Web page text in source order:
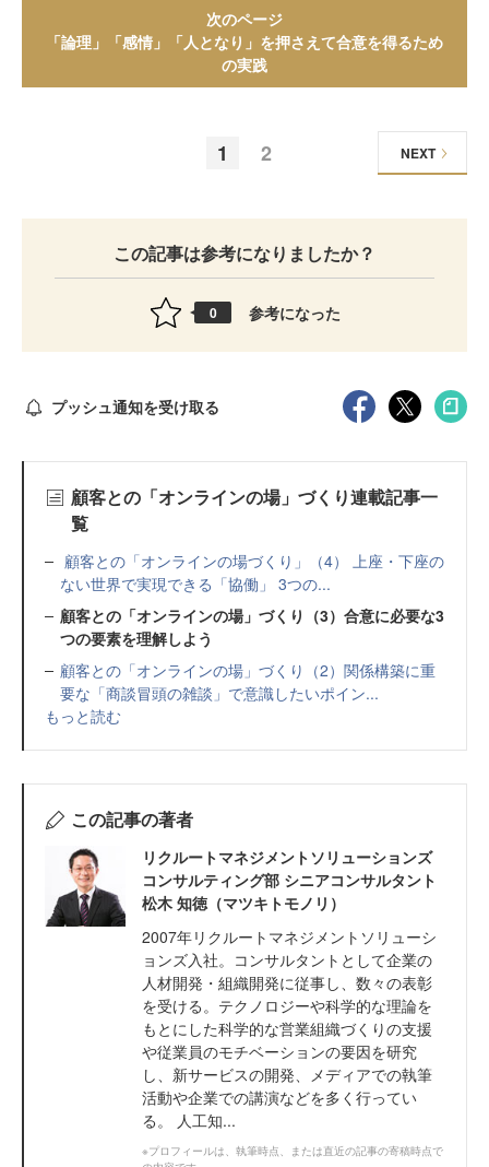
次のページ
「論理」「感情」「人となり」を押さえて合意を得るため
の実践
1 2 NEXT
この記事は参考になりましたか？
0 参考になった
プッシュ通知を受け取る
顧客との「オンラインの場」づくり連載記事一
覧
顧客との「オンラインの場づくり」（4） 上座・下座の
ない世界で実現できる「協働」 3つの...
顧客との「オンラインの場」づくり（3）合意に必要な3
つの要素を理解しよう
顧客との「オンラインの場」づくり（2）関係構築に重
要な「商談冒頭の雑談」で意識したいポイン...
もっと読む
この記事の著者
リクルートマネジメントソリューションズ
コンサルティング部 シニアコンサルタント
松木 知徳（マツキトモノリ）
2007年リクルートマネジメントソリューシ
ョンズ入社。コンサルタントとして企業の
人材開発・組織開発に従事し、数々の表彰
を受ける。テクノロジーや科学的な理論を
もとにした科学的な営業組織づくりの支援
や従業員のモチベーションの要因を研究
し、新サービスの開発、メディアでの執筆
活動や企業での講演などを多く行ってい
る。 人工知...
※プロフィールは、執筆時点、または直近の記事の寄稿時点で